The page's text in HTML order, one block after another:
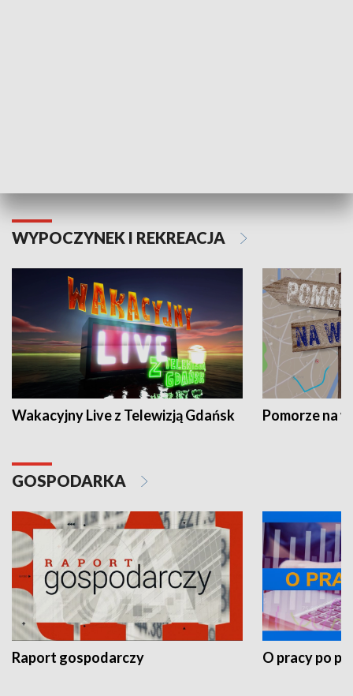
WYPOCZYNEK I REKREACJA
Wakacyjny Live z Telewizją Gdańsk Pomorze na
GOSPODARKA
Raport gospodarczy O pracy po